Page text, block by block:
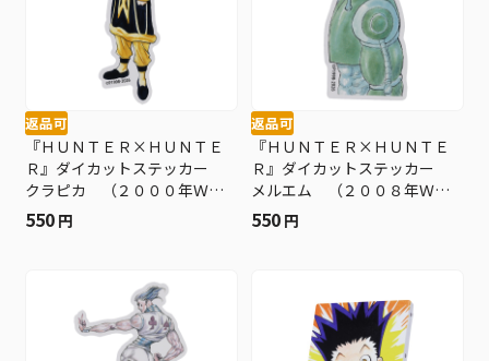
返品可
『ＨＵＮＴＥＲ×ＨＵＮＴＥ
Ｒ』ダイカットステッカー
クラピカ （２０００年ＷＪ
５・６号） ＢＦ３
550 円
返品可
『ＨＵＮＴＥＲ×ＨＵＮＴＥ
Ｒ』ダイカットステッカー
メルエム （２００８年ＷＪ
２１号） ＢＦ３
550 円